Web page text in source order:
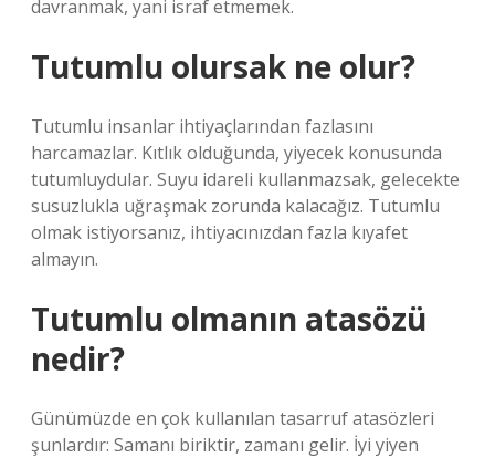
davranmak, yani israf etmemek.
Tutumlu olursak ne olur?
Tutumlu insanlar ihtiyaçlarından fazlasını
harcamazlar. Kıtlık olduğunda, yiyecek konusunda
tutumluydular. Suyu idareli kullanmazsak, gelecekte
susuzlukla uğraşmak zorunda kalacağız. Tutumlu
olmak istiyorsanız, ihtiyacınızdan fazla kıyafet
almayın.
Tutumlu olmanın atasözü
nedir?
Günümüzde en çok kullanılan tasarruf atasözleri
şunlardır: Samanı biriktir, zamanı gelir. İyi yiyen